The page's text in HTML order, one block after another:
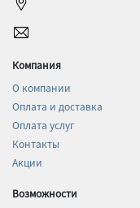
Компания
О компании
Оплата и доставка
Оплата услуг
Контакты
Акции
Возможности